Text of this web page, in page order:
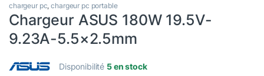
chargeur pc,chargeur pc portable
Chargeur ASUS 180W 19.5V-
9.23A-5.5×2.5mm
Disponibilité 5 en stock